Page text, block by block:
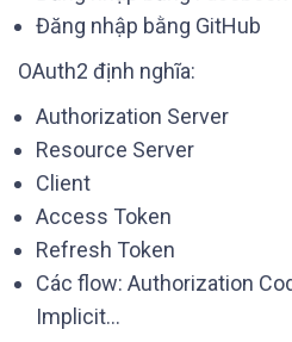
Đăng nhập bằng GitHub
OAuth2 định nghĩa:
Authorization Server
Resource Server
Client
Access Token
Refresh Token
Các flow: Authorization
Implicit…